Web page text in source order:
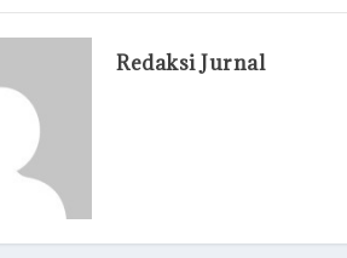
Redaksi Jurnal